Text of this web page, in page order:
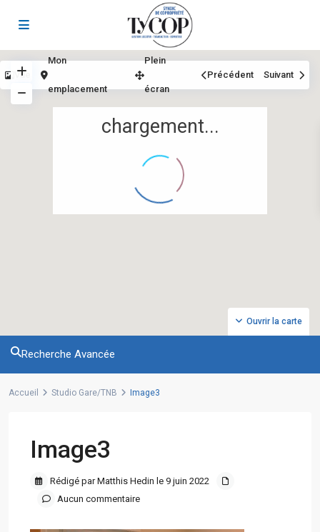
chargement...
Ouvrir la carte
Vue
Mon
emplacement
Plein
écran
Précédent Suivant
Recherche Avancée
Accueil Studio Gare/TNB Image3
Image3
Rédigé par Matthis Hedin le 9 juin 2022
Aucun commentaire